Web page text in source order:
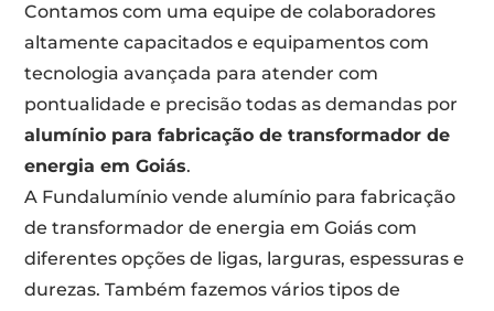
Contamos com uma equipe de colaboradores
altamente capacitados e equipamentos com
tecnologia avançada para atender com
pontualidade e precisão todas as demandas por
alumínio para fabricação de transformador de
energia em Goiás.
A Fundalumínio vende alumínio para fabricação
de transformador de energia em Goiás com
diferentes opções de ligas, larguras, espessuras e
durezas. Também fazemos vários tipos de